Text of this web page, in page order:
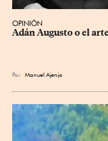
OPINIÓN
Adán Augusto o el
Por Manuel Ajenjo